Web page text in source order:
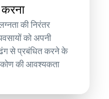
की निरंतर
को अपनी
ढंग से प्रबंधित करने के
की आवश्यकता